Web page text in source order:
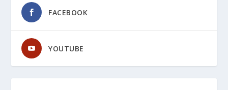
FACEBOOK
YOUTUBE